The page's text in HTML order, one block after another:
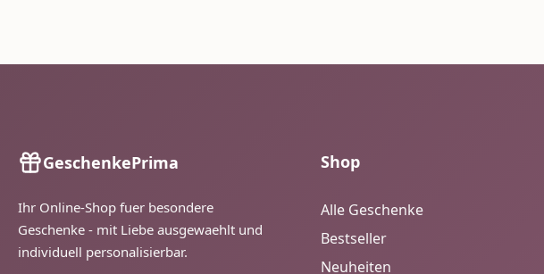
GeschenkePrima
Ihr Online-Shop fuer besondere
Geschenke - mit Liebe ausgewaehlt und
individuell personalisierbar.
Shop
Alle Geschenke
Bestseller
Neuheiten